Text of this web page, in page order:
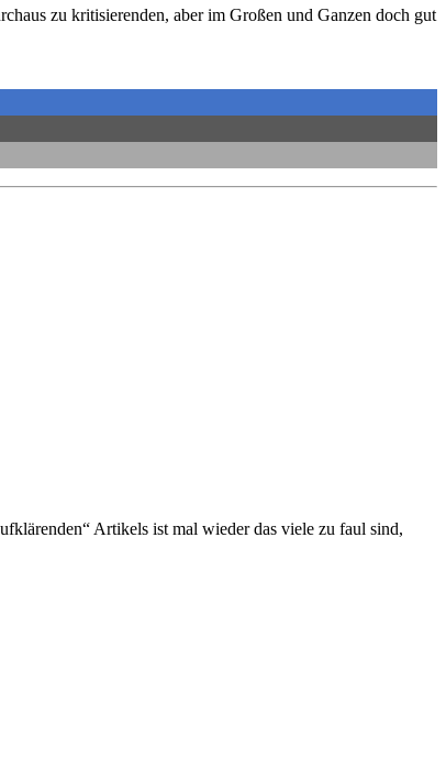
zu kritisierenden, aber im Großen und Ganzen doch gut
Artikels ist mal wieder das viele zu faul sind,